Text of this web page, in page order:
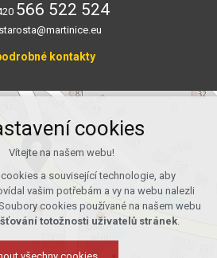
566 522 524
starosta@martinice.eu
kontakty
cookies
Vítejte na našem webu!
a související technologie, aby
vašim potřebám a vy na webu nalezli
cookies používané na našem webu
totožnosti uživatelů stránek.